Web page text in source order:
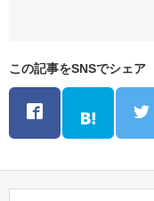
この記事をSNSでシェア